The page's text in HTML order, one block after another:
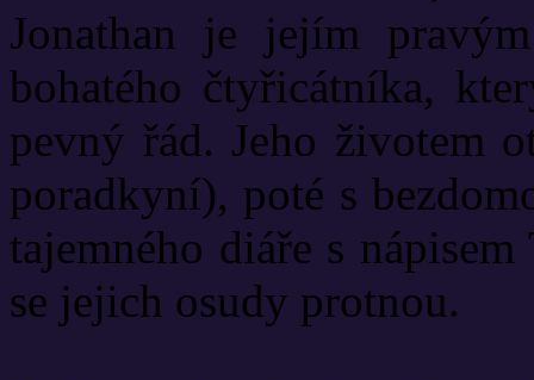
Jonathan je jejím
bohatého čtyřicátníka,
pevný řád. Jeho životem
poradkyní), poté s
tajemného diáře s
se jejich osudy protnou.